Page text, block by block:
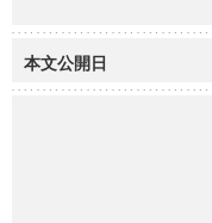
本文公開日